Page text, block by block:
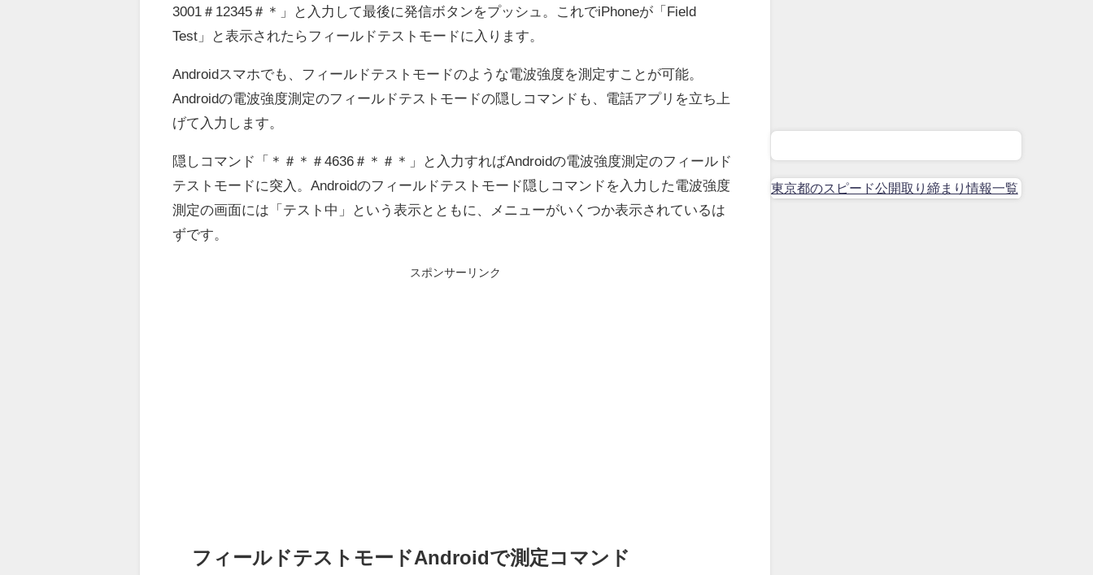
3001＃12345＃＊」と入力して最後に発信ボタンをプッシュ。これでiPhoneが「Field
Test」と表示されたらフィールドテストモードに入ります。
Androidスマホでも、フィールドテストモードのような電波強度を測定すことが可能。
Androidの電波強度測定のフィールドテストモードの隠しコマンドも、電話アプリを立ち上
げて入力します。
隠しコマンド「＊＃＊＃4636＃＊＃＊」と入力すればAndroidの電波強度測定のフィールド
テストモードに突入。Androidのフィールドテストモード隠しコマンドを入力した電波強度
測定の画面には「テスト中」という表示とともに、メニューがいくつか表示されているは
ずです。
スポンサーリンク
フィールドテストモードAndroidで測定コマンド
東京都のスピード公開取り締まり情報一覧